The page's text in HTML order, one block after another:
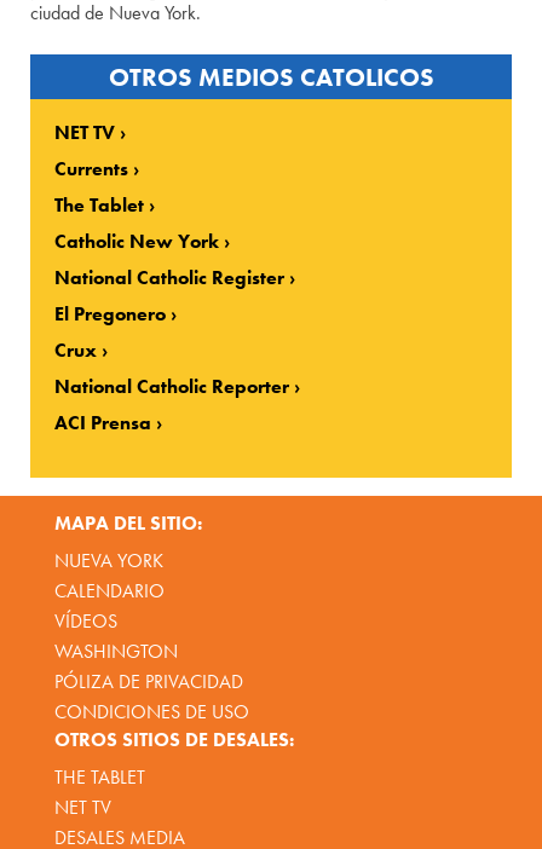
ciudad de Nueva York.
OTROS MEDIOS CATOLICOS
NET TV
Currents
The Tablet
Catholic New York
National Catholic Register
El Pregonero
Crux
National Catholic Reporter
ACI Prensa
MAPA DEL SITIO:
NUEVA YORK
CALENDARIO
VÍDEOS
WASHINGTON
PÓLIZA DE PRIVACIDAD
CONDICIONES DE USO
OTROS SITIOS DE DESALES:
THE TABLET
NET TV
DESALES MEDIA